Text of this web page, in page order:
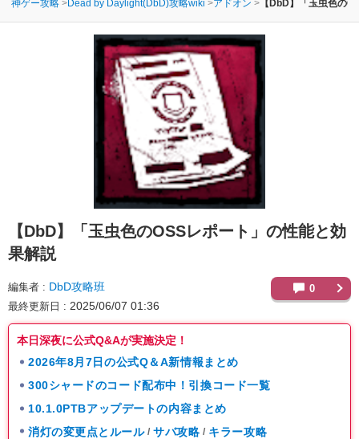
神ゲー攻略 Dead by Daylight(DbD)攻略wiki アドオン 【DbD】「玉虫色の
【DbD】
「玉虫色のOSSレポート」の性能と効
果解説
編集者 DbD攻略班
最終更新日 2025/06/07 01:36
0
本日深夜に公式Q&Aが実施決定！
2026年8月7日の公式Q＆A新情報まとめ
300シャードのコード配布中！引換コード一覧
10.1.0PTBアップデートの内容まとめ
消灯の変更点とルール / サバ攻略 / キラー攻略